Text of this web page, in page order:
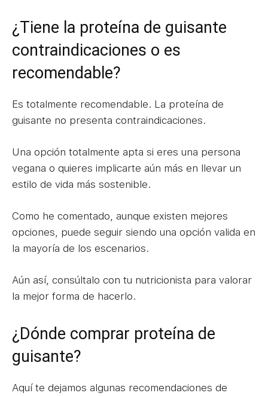
¿Tiene la proteína de guisante
contraindicaciones o es
recomendable?
Es totalmente recomendable. La proteína de
guisante no presenta contraindicaciones.
Una opción totalmente apta si eres una persona
vegana o quieres implicarte aún más en llevar un
estilo de vida más sostenible.
Como he comentado, aunque existen mejores
opciones, puede seguir siendo una opción valida en
la mayoría de los escenarios.
Aún así, consúltalo con tu nutricionista para valorar
la mejor forma de hacerlo.
¿Dónde comprar proteína de
guisante?
Aquí te dejamos algunas recomendaciones de